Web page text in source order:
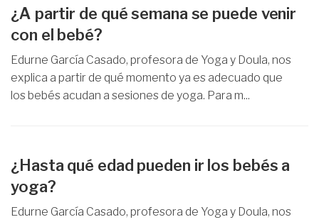
¿A partir de qué semana se puede venir
con el bebé?
Edurne García Casado, profesora de Yoga y Doula, nos
explica a partir de qué momento ya es adecuado que
los bebés acudan a sesiones de yoga. Para m...
¿Hasta qué edad pueden ir los bebés a
yoga?
Edurne García Casado, profesora de Yoga y Doula, nos